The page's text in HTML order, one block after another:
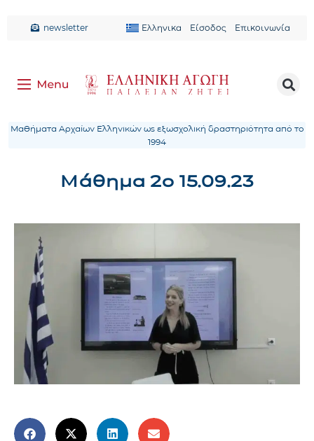
newsletter Ελληνικα Είσοδος Επικοινωνία
Μαθήματα Αρχαίων Ελληνικών ως εξωσχολική δραστηριότητα από το
1994
Μάθημα 2ο 15.09.23